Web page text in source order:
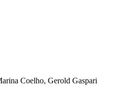
Coelho, Gerold Gaspari